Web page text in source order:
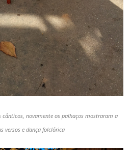
cânticos, novamente os palhaços mostraram a
versos e dança folclórica